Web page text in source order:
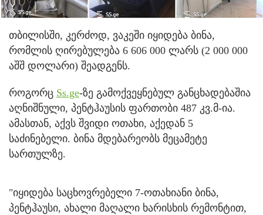
თბილისში, კერძოდ, ვაკეში იყიდება ბინა,
რომლის ღირებულება 6 606 000 ლარს (2 000 000
აშშ დოლარი) შეადგენს.
როგორც Ss.ge-ზე გამოქვეყნებულ განცხადებაშია
აღნიშნული, პენტჰაუსის ფართობი 487 კვ.მ-ია.
ამასთან, აქვს შვიდი ოთახი, აქედან 5
საძინებელი. ბინა მდებარეობს მეცამეტე
სართულზე.
"იყიდება საცხოვრებელი 7-ოთახიანი ბინა,
პენტჰაუსი, ახალი მაღალი ხარისხის რემონტით,